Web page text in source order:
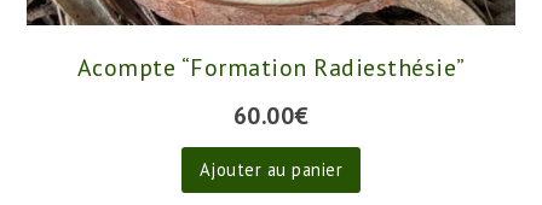
Acompte “Formation Radiesthésie”
60.00€
Ajouter au panier